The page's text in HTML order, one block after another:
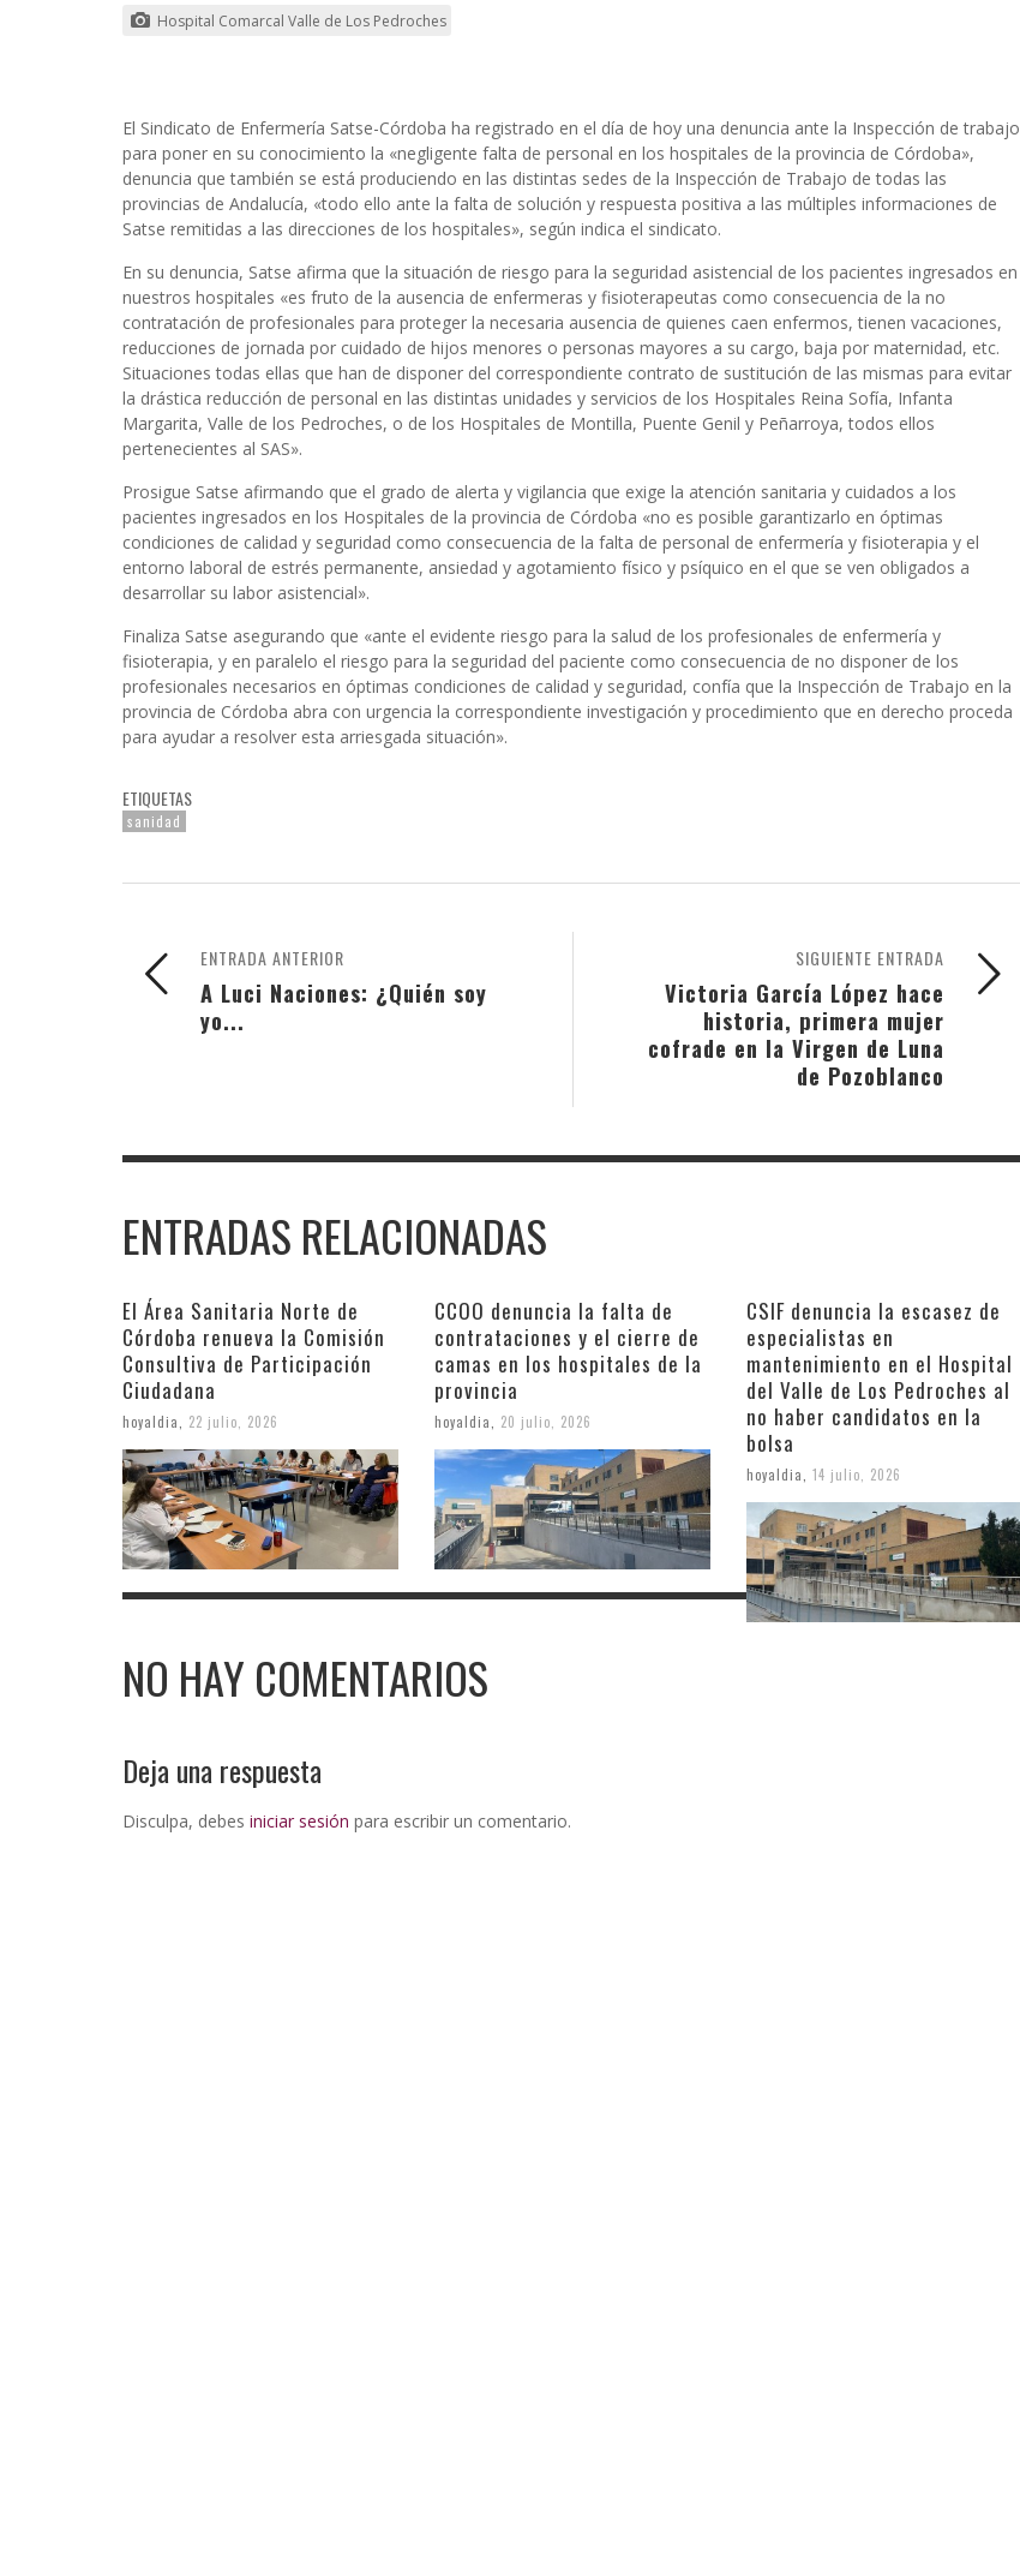
Hospital Comarcal Valle de Los Pedroches
El Sindicato de Enfermería Satse-Córdoba ha registrado en el día de hoy una denuncia ante la Inspección de trabajo
para poner en su conocimiento la «negligente falta de personal en los hospitales de la provincia de Córdoba»,
denuncia que también se está produciendo en las distintas sedes de la Inspección de Trabajo de todas las
provincias de Andalucía, «todo ello ante la falta de solución y respuesta positiva a las múltiples informaciones de
Satse remitidas a las direcciones de los hospitales», según indica el sindicato.
En su denuncia, Satse afirma que la situación de riesgo para la seguridad asistencial de los pacientes ingresados en
nuestros hospitales «es fruto de la ausencia de enfermeras y fisioterapeutas como consecuencia de la no
contratación de profesionales para proteger la necesaria ausencia de quienes caen enfermos, tienen vacaciones,
reducciones de jornada por cuidado de hijos menores o personas mayores a su cargo, baja por maternidad, etc.
Situaciones todas ellas que han de disponer del correspondiente contrato de sustitución de las mismas para evitar
la drástica reducción de personal en las distintas unidades y servicios de los Hospitales Reina Sofía, Infanta
Margarita, Valle de los Pedroches, o de los Hospitales de Montilla, Puente Genil y Peñarroya, todos ellos
pertenecientes al SAS».
Prosigue Satse afirmando que el grado de alerta y vigilancia que exige la atención sanitaria y cuidados a los
pacientes ingresados en los Hospitales de la provincia de Córdoba «no es posible garantizarlo en óptimas
condiciones de calidad y seguridad como consecuencia de la falta de personal de enfermería y fisioterapia y el
entorno laboral de estrés permanente, ansiedad y agotamiento físico y psíquico en el que se ven obligados a
desarrollar su labor asistencial».
Finaliza Satse asegurando que «ante el evidente riesgo para la salud de los profesionales de enfermería y
fisioterapia, y en paralelo el riesgo para la seguridad del paciente como consecuencia de no disponer de los
profesionales necesarios en óptimas condiciones de calidad y seguridad, confía que la Inspección de Trabajo en la
provincia de Córdoba abra con urgencia la correspondiente investigación y procedimiento que en derecho proceda
para ayudar a resolver esta arriesgada situación».
ETIQUETAS
sanidad
SIGUIENTE ENTRADA
Victoria García López hace
historia, primera mujer
cofrade en la Virgen de Luna
de Pozoblanco
ENTRADA ANTERIOR
A Luci Naciones: ¿Quién soy
yo...
ENTRADAS RELACIONADAS
El Área Sanitaria Norte de
Córdoba renueva la Comisión
Consultiva de Participación
Ciudadana
hoyaldia, 22 julio, 2026
CCOO denuncia la falta de
contrataciones y el cierre de
camas en los hospitales de la
provincia
hoyaldia, 20 julio, 2026
CSIF denuncia la escasez de
especialistas en
mantenimiento en el Hospital
del Valle de Los Pedroches al
no haber candidatos en la
bolsa
hoyaldia, 14 julio, 2026
NO HAY COMENTARIOS
Deja una respuesta
Disculpa, debes iniciar sesión para escribir un comentario.